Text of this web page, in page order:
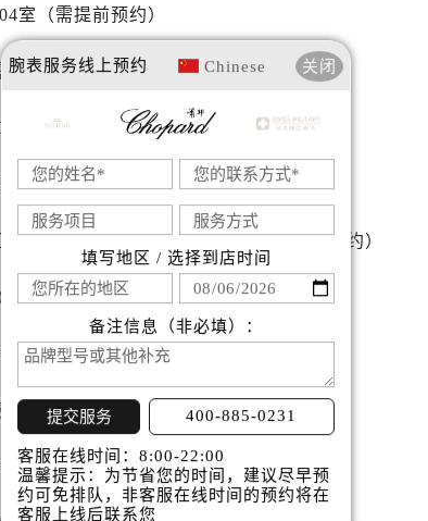
需提前预约）
（需提前预约）
（需提前预约）
（需提前预约）
需提前预约）
邦售后服务中心（需提前预约）
授权店1楼萧邦售后服务中心（需提前预约）
权店1楼萧邦售后服务中心（需提前预约）
座11层1102室萧邦售后服务中心（需提前预约）
层602室萧邦售后服务中心（需提前预约）
售后服务中心（需提前预约）
售后服务中心（需提前预约）
服务中心（需提前预约）
货名表维修萧邦售后服务中心（需提前预约）
心（需提前预约）
室（需提前预约）
提前预约）
室（需提前预约）
室（需提前预约）
字楼（芙蓉广场）10层13室（需提前预约）
需提前预约）
店）3层整层（需提前预约）
权店）1层整层（需提前预约）
店）1层整层（需提前预约）
腕表服务线上预约 Chinese 关闭
填写地区 / 选择到店时间
备注信息（非必填）：
提交服务 400-885-0231
客服在线时间：8:00-22:00
温馨提示：为节省您的时间，建议尽早预
约可免排队，非客服在线时间的预约将在
客服上线后联系您